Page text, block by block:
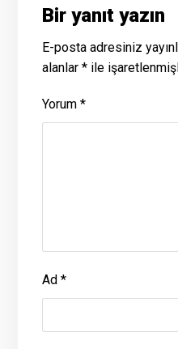
Bir yanıt yazın
E-posta adresiniz
alanlar* ile
Yorum*
Ad*